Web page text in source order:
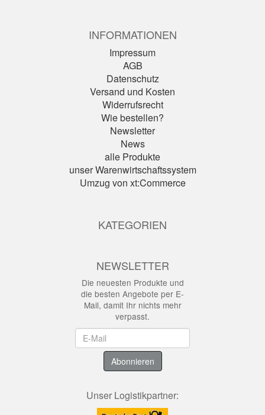
INFORMATIONEN
Impressum
AGB
Datenschutz
Versand und Kosten
Widerrufsrecht
Wie bestellen?
Newsletter
News
alle Produkte
unser Warenwirtschaftssystem
Umzug von xt:Commerce
KATEGORIEN
NEWSLETTER
Die neuesten Produkte und
die besten Angebote per E-
Mail, damit Ihr nichts mehr
verpasst.
Abonnieren
Unser Logistikpartner: